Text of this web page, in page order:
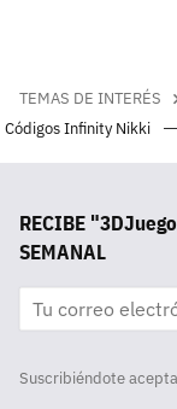
TEMAS DE INTERÉS
Códigos Infinity Nikki
RECIBE
SEMANAL
Suscribiéndote